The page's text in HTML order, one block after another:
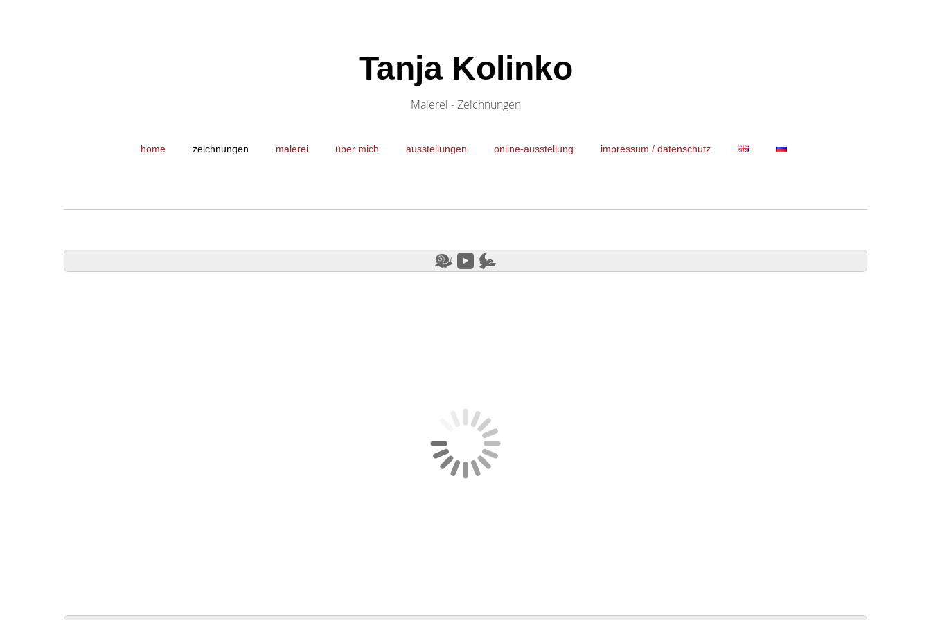
Tanja Kolinko
Malerei - Zeichnungen
home zeichnungen malerei über mich ausstellungen online-ausstellung impressum / datenschutz